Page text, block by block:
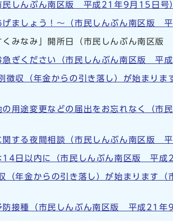
民しんぶん南区版 平成21年9月15日号
ましょう！～（市民しんぶん南区版
くみなみ」開所日（市民しんぶん南区
急ぎください（市民しんぶん南区版 平
徴収（年金からの引き落し）が始まり
の用途変更などの届出をお忘れなく（
関する夜間相談（市民しんぶん南区版
14日以内に（市民しんぶん南区版 平成
（年金からの引き落し）が始まります
防接種（市民しんぶん南区版 平成21年